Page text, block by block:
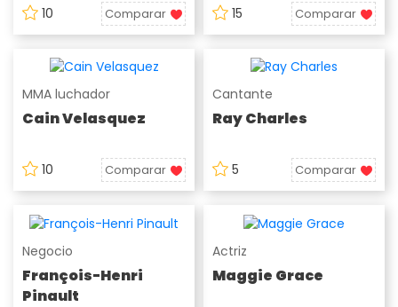
10 Comparar 15 Comparar
MMA luchador
Cain Velasquez
10 Comparar
Cantante
Ray Charles
5 Comparar
Negocio
François-Henri
Pinault
Actriz
Maggie Grace